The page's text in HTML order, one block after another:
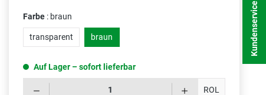
Farbe : braun
transparent braun
Auf Lager – sofort lieferbar
ROL
Kundenservice